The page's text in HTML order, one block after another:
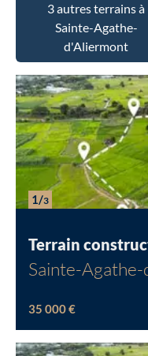
3 autres terrains à
Sainte-Agathe-
d'Aliermont
1/3
Terrain
Sainte-
35 000 €